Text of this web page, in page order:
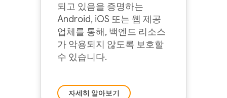
되고 있음을 증명하는
Android, iOS 또는 웹 제공
업체를 통해, 백엔드 리소스
가 악용되지 않도록 보호할
수 있습니다.
자세히 알아보기